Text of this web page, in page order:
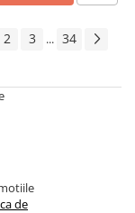
2 3 ... 34
de